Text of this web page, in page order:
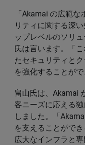
「Akamai の広範
リティに関する深
ップレベルのソリ
氏は言います。「
たセキュリティと
を強化することがで
畠山氏は、Akamai
客ニーズに応える
しました。「
を支えることがで
広大なインフラと